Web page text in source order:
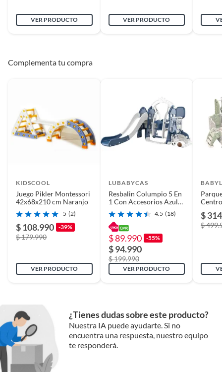
Material PVC
Piezas pequeñas
VER PRODUCTO VER PRODUCTO
Complementa tu compra
KIDSCOOL
Juego Pikler Montessori
42x68x210 cm Naranjo
5 (2)
$ 108.990 -39%
$ 179.990
VER PRODUCTO
LUBABYCAS
Resbalin Columpio 5 En
1 Con Accesorios Azul
Lubabycas
4.5 (18)
$ 89.990 -55%
$ 94.990
$ 199.990
VER PRODUCTO
$
$
¿Tienes dudas sobre este producto?
Nuestra IA puede ayudarte. Si no
encuentra una respuesta, nuestro equipo
te responderá.